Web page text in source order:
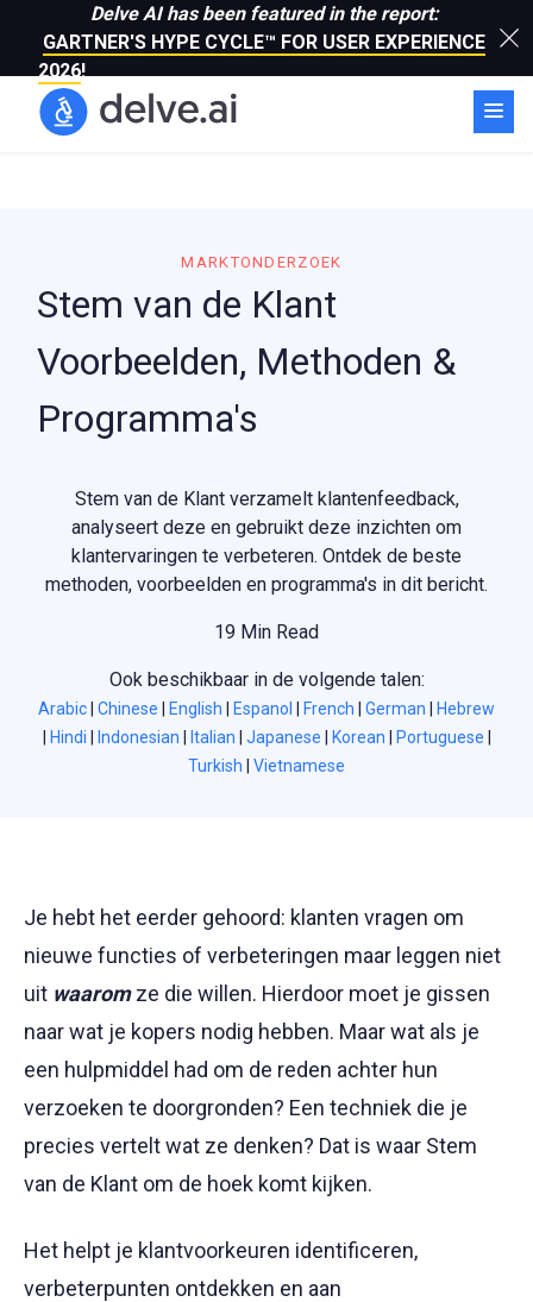
Delve AI has been featured in the report:
GARTNER'S HYPE CYCLE™ FOR USER EXPERIENCE
2026!
MARKTONDERZOEK
Stem van de Klant
Voorbeelden, Methoden &
Programma's
Stem van de Klant verzamelt klantenfeedback,
analyseert deze en gebruikt deze inzichten om
klantervaringen te verbeteren. Ontdek de beste
methoden, voorbeelden en programma's in dit bericht.
19 Min Read
Ook beschikbaar in de volgende talen:
Arabic Chinese English Espanol French German
Hebrew
Hindi Indonesian Italian Japanese Korean Portuguese
Turkish
Vietnamese
Je hebt het eerder gehoord: klanten vragen om
nieuwe functies of verbeteringen maar leggen niet
uit waaromze die willen. Hierdoor moet je gissen
naar wat je kopers nodig hebben. Maar wat als je
een hulpmiddel had om de reden achter hun
verzoeken te doorgronden? Een techniek die je
precies vertelt wat ze denken? Dat is waar Stem
van de Klant om de hoek komt kijken.
Het helpt je klantvoorkeuren identificeren,
verbeterpunten ontdekken en aan